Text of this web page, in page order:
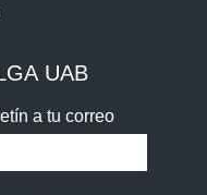
UAB
a tu correo